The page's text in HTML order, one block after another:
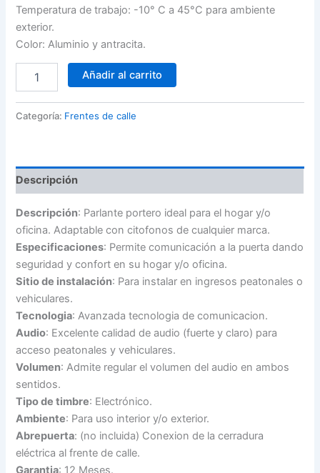
Temperatura de trabajo: -10° C a 45°C para ambiente
exterior.
Color: Aluminio y antracita.
Electrónico
de
Añadir al carrito
Categoría: Frentes de calle
Descripción
Descripción: Parlante portero ideal para el hogar y/o
oficina. Adaptable con citofonos de cualquier marca.
Especificaciones: Permite comunicación a la puerta dando
seguridad y confort en su hogar y/o oficina.
Sitio de instalación: Para instalar en ingresos peatonales o
vehiculares.
Tecnologia: Avanzada tecnologia de comunicacion.
Audio: Excelente calidad de audio (fuerte y claro) para
acceso peatonales y vehiculares.
Volumen: Admite regular el volumen del audio en ambos
sentidos.
Tipo de timbre: Electrónico.
Ambiente: Para uso interior y/o exterior.
Abrepuerta: (no incluida) Conexion de la cerradura
eléctrica al frente de calle.
Garantia: 12 Meses.